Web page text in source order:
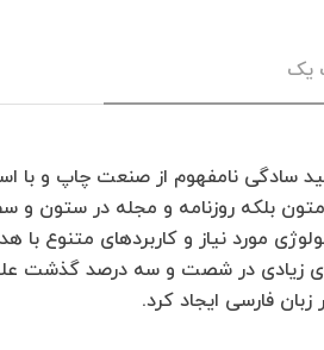
یک
سادگی نامفهوم از صنعت چاپ و با
بلکه روزنامه و مجله در ستون و
مورد نیاز و کاربردهای متنوع با
زیادی در شصت و سه درصد گذشت
فارسی ایجاد کرد.